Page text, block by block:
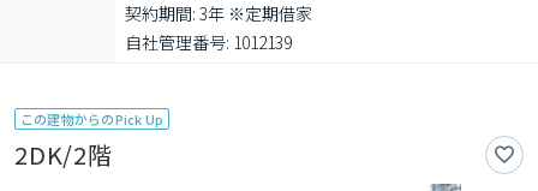
契約期間: 3年 ※定期借家
自社管理番号: 1012139
この建物からのPick Up
2DK/2階